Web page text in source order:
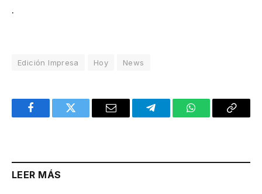
.
Edición Impresa Hoy News
FacebookTwitter Email TelegramWhatsAppCopy
LEER MÁS